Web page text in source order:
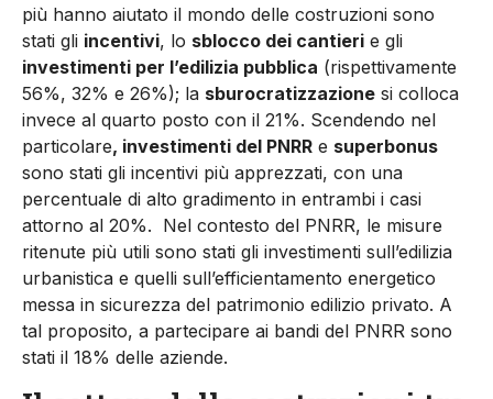
più hanno aiutato il mondo delle costruzioni sono
stati gli incentivi, lo sblocco dei cantieri e gli
investimenti per l’edilizia pubblica (rispettivamente
56%, 32% e 26%); la sburocratizzazione si colloca
invece al quarto posto con il 21%. Scendendo nel
particolare, investimenti del PNRR e superbonus
sono stati gli incentivi più apprezzati, con una
percentuale di alto gradimento in entrambi i casi
attorno al 20%. Nel contesto del PNRR, le misure
ritenute più utili sono stati gli investimenti sull’edilizia
urbanistica e quelli sull’efficientamento energetico
messa in sicurezza del patrimonio edilizio privato. A
tal proposito, a partecipare ai bandi del PNRR sono
stati il 18% delle aziende.